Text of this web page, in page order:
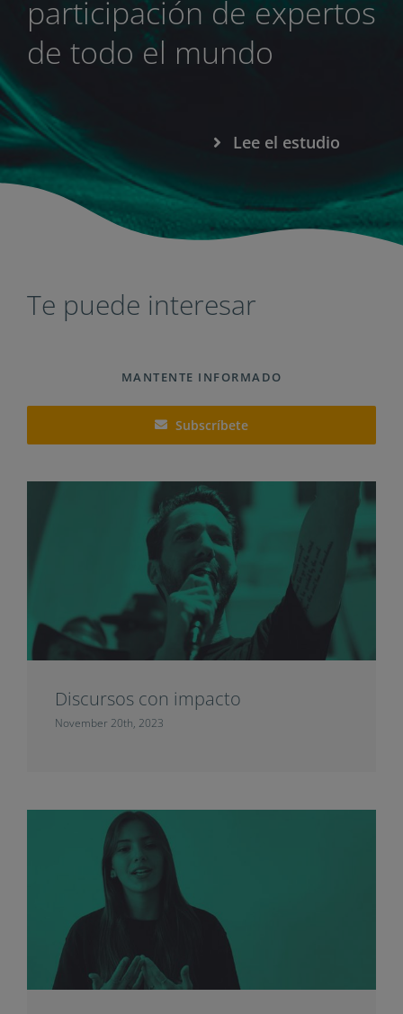
participación de expertos
de todo el mundo
Lee el estudio
Te puede interesar
MANTENTE INFORMADO
Subscríbete
Discursos con impacto
November 20th, 2023